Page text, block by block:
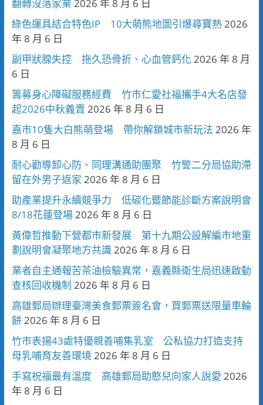
翻轉沒落家業 2026 年 8 月 6 日
綠色運具結合特色IP 10大萌熊地圖引爆尋寶熱2026
年 8 月 6 日
副甲狀腺失控 拖久恐骨折、心血管鈣化 2026 年 8 月
6 日
籌募身心障礙服務經費 竹市仁愛社福攜手4大名店發
起2026中秋義賣 2026 年 8 月 6 日
嘉市10隻大白熊萌登場 帶你解鎖城市新玩法 2026 年
8 月 6 日
耐心勸導卸心防、同理溝通助團聚 竹警二分局協助滯
留在外男子返家 2026 年 8 月 6 日
助產業提升永續競爭力 低碳化暨節能診斷方案說明會
8/18花蓮登場2026 年 8 月 6 日
黃偉哲推動下營都市新發展 第十九期公設解編市地重
劃說明會凝聚地方共識2026 年 8 月 6 日
業者自主通報苦茶油檢驗異常，嘉義縣衛生局迅速啟動
查核回收機制 2026 年 8 月 6 日
高雄郵局辦理臺灣美食郵票簽名會，買郵票送限量車輪
餅2026 年 8 月 6 日
竹市表揚43處特優親善哺集乳室 公私協力打造支持
母乳哺育友善環境2026 年 8 月 6 日
手寫祝福最有溫度 高雄郵局助憨兒向家人說愛 2026
年 8 月 6 日